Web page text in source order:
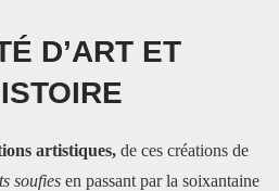
D’ART ET
artistiques,de ces créations de
soufies en passant par la soixantaine